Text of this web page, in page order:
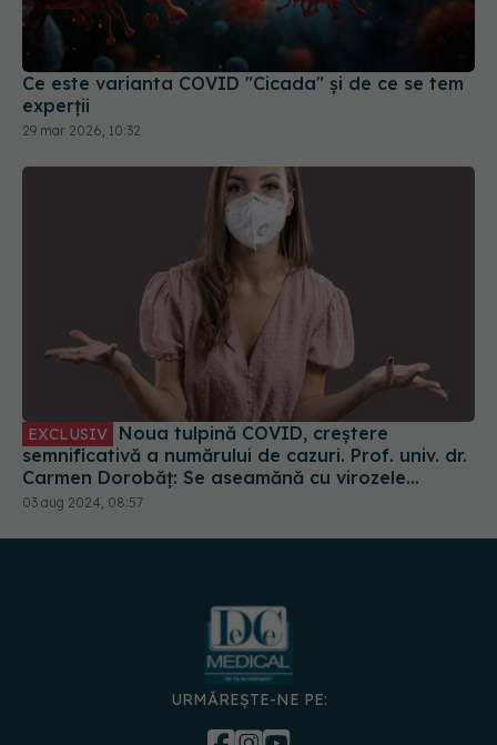
Ce este varianta COVID "Cicada" și de ce se tem
experții
29 mar 2026, 10:32
EXCLUSIV
semnificativă a numărului de cazuri. Prof. univ. dr.
Carmen Dorobăț: Se aseamănă cu virozele
respiratorii. Nu necesită tratament simptomatic
03 aug 2024, 08:57
URMĂREȘTE-NE PE: